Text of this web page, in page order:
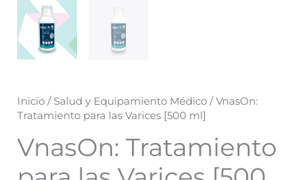
Inicio / Salud y Equipamiento Médico / VnasOn:
Tratamiento para las Varices [500 ml]
VnasOn: Tratamiento